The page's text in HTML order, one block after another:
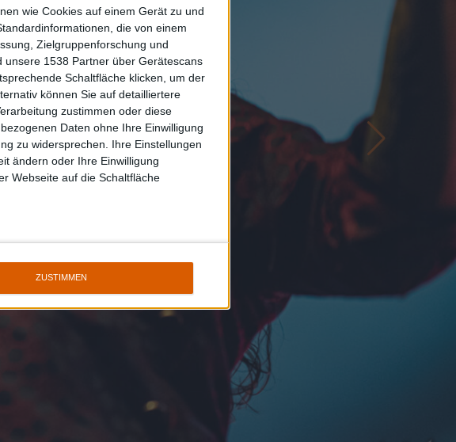
wie Cookies auf einem Gerät zu und
die von einem
Zielgruppenforschung und
unsere 1538 Partner über Gerätescans
Schaltfläche klicken, um der
können Sie auf detailliertere
zustimmen oder diese
Daten ohne Ihre Einwilligung
zu widersprechen. Ihre Einstellungen
ändern oder Ihre Einwilligung
Webseite auf die Schaltfläche
ZUSTIMMEN